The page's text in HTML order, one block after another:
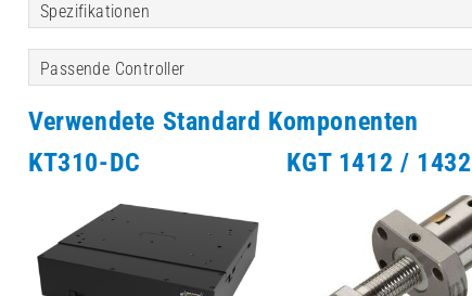
Spezifikationen
Passende Controller
Verwendete Standard Komponenten
KT310-DC
KGT 1412 / 1432